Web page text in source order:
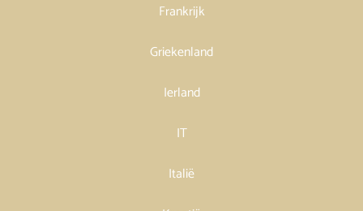
Frankrijk
Griekenland
Ierland
IT
Italië